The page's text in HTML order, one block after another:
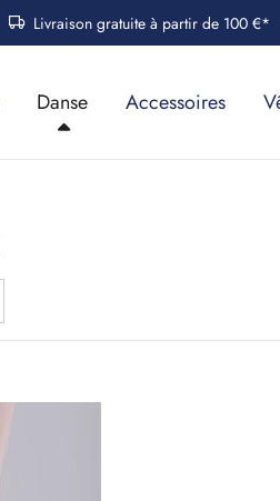
Livraison gratuite à partir de 100 €*
Danse Accessoires